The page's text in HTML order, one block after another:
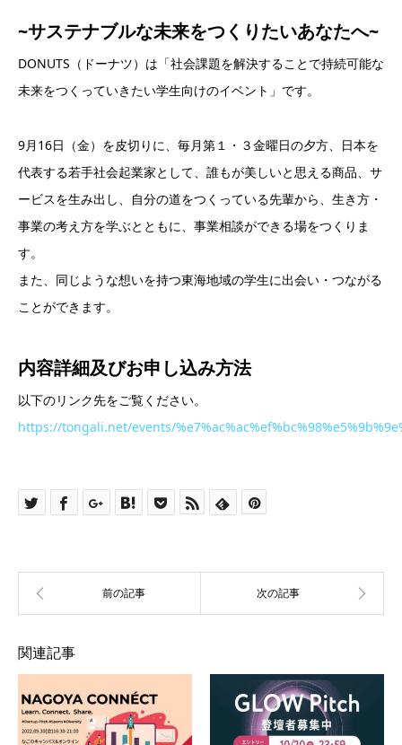
~サステナブルな未来をつくりたいあなたへ~
DONUTS（ドーナツ）は「社会課題を解決することで持続可能な
未来をつくっていきたい学生向けのイベント」です。
9月16日（金）を皮切りに、毎月第１・３金曜日の夕方、日本を
代表する若手社会起業家として、誰もが美しいと思える商品、サ
ービスを生み出し、自分の道をつくっている先輩から、生き方・
事業の考え方を学ぶとともに、事業相談ができる場をつくりま
す。
また、同じような想いを持つ東海地域の学生に出会い・つながる
ことができます。
内容詳細及びお申し込み方法
以下のリンク先をご覧ください。
https://tongali.net/events/
関連記事